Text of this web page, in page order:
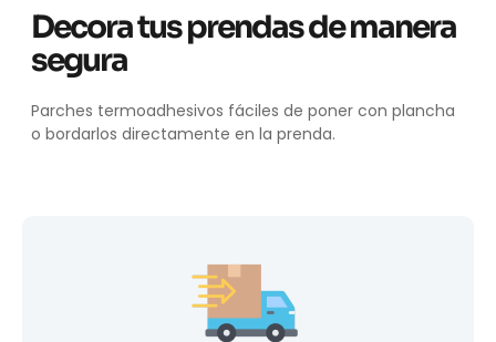
Decora tus prendas de manera
segura
Parches termoadhesivos fáciles de poner con plancha
o bordarlos directamente en la prenda.